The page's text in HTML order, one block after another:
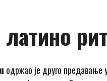
одржао је друго предавање